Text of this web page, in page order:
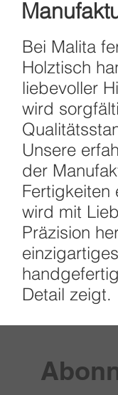
Bei Malita
Holztisch
liebevoller
wird
Unsere
der
Fertigkeiten
wird mit
Präzision
Detail zeigt.